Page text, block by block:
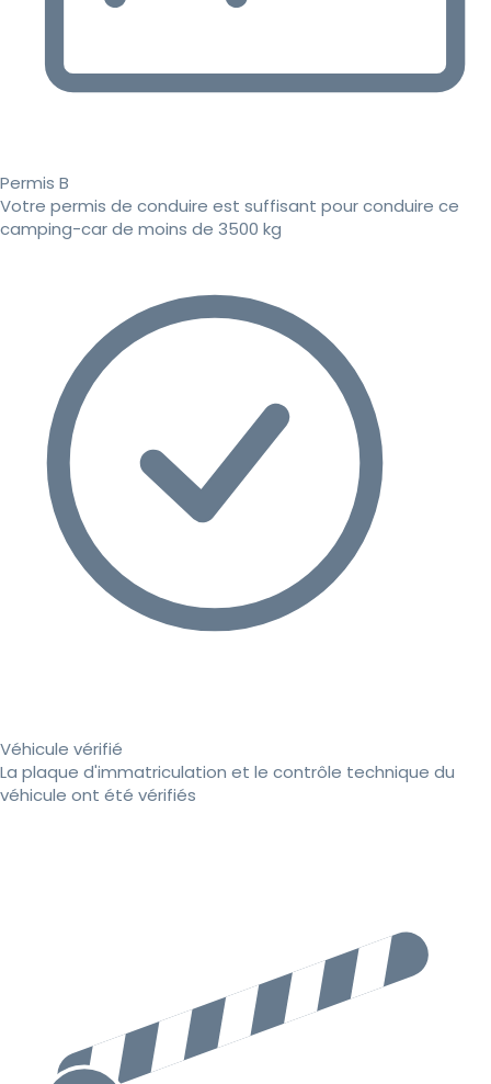
Permis B
Votre permis de conduire est suffisant pour conduire ce
camping-car de moins de 3500 kg
Véhicule vérifié
La plaque d'immatriculation et le contrôle technique du
véhicule ont été vérifiés